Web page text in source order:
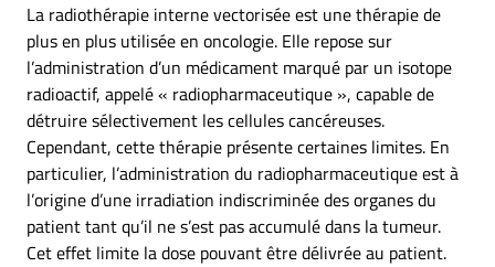
La radiothérapie interne vectorisée est une thérapie de
plus en plus utilisée en oncologie. Elle repose sur
l’administration d’un médicament marqué par un isotope
radioactif, appelé « radiopharmaceutique », capable de
détruire sélectivement les cellules cancéreuses.
Cependant, cette thérapie présente certaines limites. En
particulier, l’administration du radiopharmaceutique est à
l’origine d’une irradiation indiscriminée des organes du
patient tant qu’il ne s’est pas accumulé dans la tumeur.
Cet effet limite la dose pouvant être délivrée au patient.